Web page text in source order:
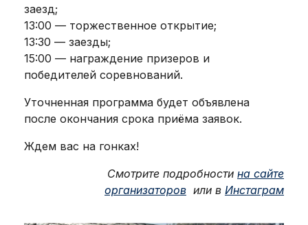
заезд;
13:00 — торжественное открытие;
13:30 — заезды;
15:00 — награждение призеров и
победителей соревнований.
Уточненная программа будет объявлена
после окончания срока приёма заявок.
Ждем вас на гонках!
Смотрите подробности на сайте
организаторов или в Инстаграм